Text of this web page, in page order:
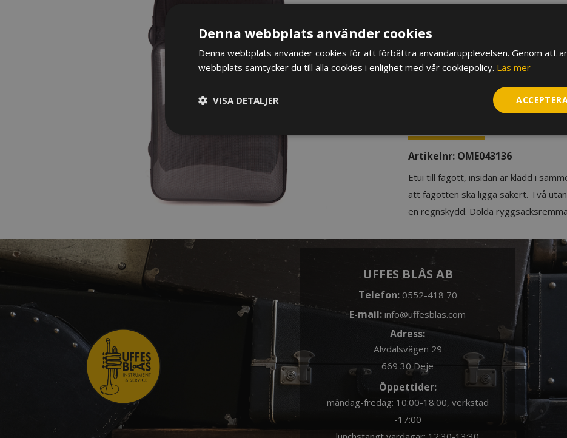
att fagotten ska ligga säkert. Dolda
I lager
Etui
Omebaige
LÄGG TILL I VARUKORG
Artikelnr: OME043136
Etui till fagott, insidan är klädd i
att fagotten ska ligga säkert. Två
en regnskydd. Dolda
UFFES BLÅS AB
Telefon: 0552-418 70
E-mail: info@uffesblas.com
Adress:
Älvdalsvägen 29
669 30 Deje
Öppettider:
måndag-fredag: 10:00-18:00, verkstad
-17:00
Denna webbplats använder cookies
Denna webbplats använder cookies för att förbättra användarupplevelsen. Genom att
webbplats samtycker du till alla cookies i enlighet med vår cookiepolicy. Läs mer
VISA DETALJER